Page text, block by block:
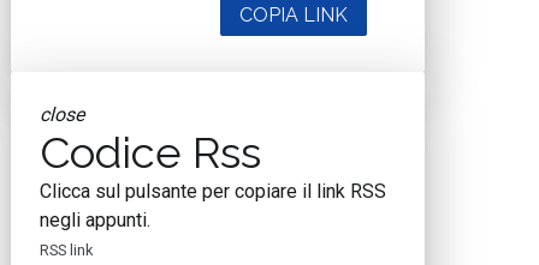
COPIA LINK
close
Codice Rss
Clicca sul pulsante per copiare il link RSS
negli appunti.
RSS link